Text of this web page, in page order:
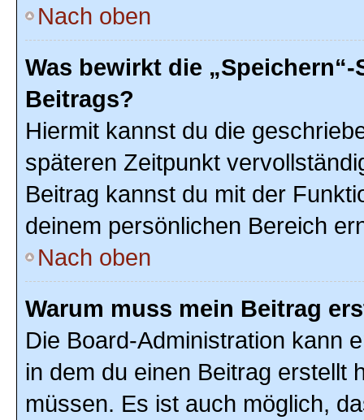
Nach oben
Was bewirkt die
Beitrags?
Hiermit kannst du die
späteren Zeitpunkt
Beitrag kannst du mit der
deinem persönlichen Bereich
Nach oben
Warum muss mein Beitrag
Die Board-Administration kann
in dem du einen Beitrag erstellt
müssen. Es ist auch möglich,